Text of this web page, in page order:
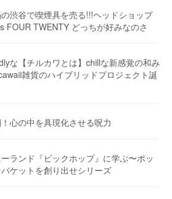
渋谷で喫煙具を売る!!!ヘッドショップ
FOUR TWENTY どっちが好みなのさ
な【チルカワとは】chillな新感覚の和み
雑貨のハイブリッドプロジェクト誕
心の中を具現化させる呪力
ランド『ビックホップ』に学ぶ〜ポッ
ケットを創り出せシリーズ